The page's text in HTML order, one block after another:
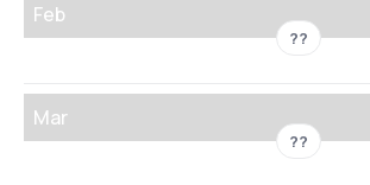
Feb
??
Mar
??